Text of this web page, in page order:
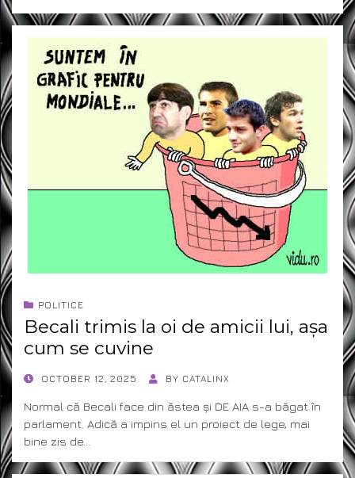
POLITICE
Becali trimis la oi de amicii lui, așa
cum se cuvine
POSTEDOCTOBER 12, 2025 BY CATALINX
Normal că Becali face din ăstea și DE AIA s-a băgat în
parlament. Adică a impins el un proiect de lege, mai
bine zis de…